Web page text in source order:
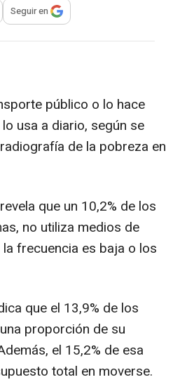
para compartir
Seguir en
público o lo hace
usa a diario, según se
de la pobreza en
que un 10,2% de los
no utiliza medios de
frecuencia es baja o los
que el 13,9% de los
proporción de su
el 15,2% de esa
total en moverse.